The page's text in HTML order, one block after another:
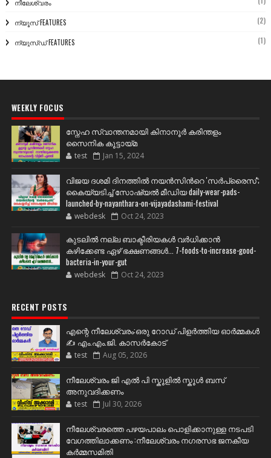
നീലേശ്വരം
ന്യൂസ് FEATURES (2)
ന്യൂസ്ഡ് FEATURES (1)
WEEKLY FOCUS
സ്നേഹ സ്വാന്തനമായി കിനാനൂർ കരിന്തളം
സൈനിക കൂട്ടായ്മ
test Jan 15, 2024
വിജയ ദശമി ദിനത്തില്‍ നയന്‍സിന്‍റെ 'സര്‍പ്രൈസ്';
കൈയ്യടിച്ച് സോഷ്യല്‍ മീഡിയ daily-wear-pads-
launched-by-nayanthara-on-vijayadashami-festival
webdesk Oct 24, 2023
കുടലിൽ നല്ല ബാക്ടീരിയകൾ വര്‍ധിക്കാന്‍
കഴിക്കേണ്ട ഏഴ് ഭക്ഷണങ്ങള്‍... 7-foods-to-increase-good-
bacteria-in-your-gut
webdesk Oct 24, 2023
RECENT POSTS
എന്റെ നീലേശ്വരം:ഒരു റോഡ് പിളർത്തിയ ഓർമ്മകൾ
✍️ എം.എം.ജി. കാസർകോട്
test Aug 05, 2026
നീലേശ്വരം ജി എൽ പി സ്കൂളിൽ സ്കൂൾ ബസ്
അനുവദിക്കണം
test Jul 30, 2026
നീലേശ്വരത്തെ പഴയപാലം പൊളിക്കാനുള്ള നടപടി
വേഗത്തിലാക്കണം :നീലേശ്വരം നഗരസഭ ജനകീയ
കർമ്മസമിതി